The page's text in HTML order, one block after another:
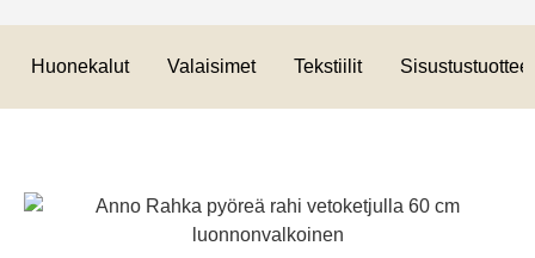
Huonekalut Valaisimet Tekstiilit Sisustustuotteet